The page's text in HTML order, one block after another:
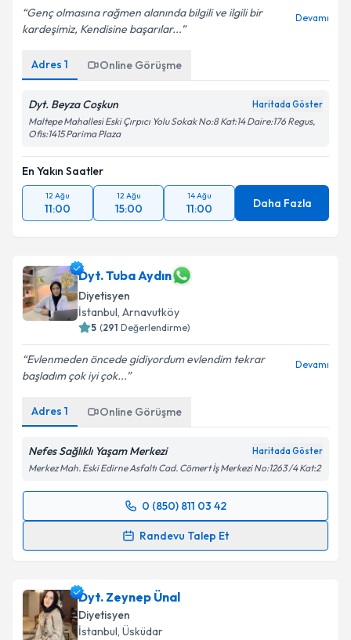
Kişisel verilerimin işlenmesine ilişkinAydınlatma
Metni'ni okudum ve kişisel verilerimin belirtilen
Takvim Talebini Gönder
Genç olmasına rağmen alanında bilgili ve ilgili bir
kardeşimiz, Kendisine başarılar...
Devamı
Adres 1 Online Görüşme
Dyt. Beyza Coşkun Haritada Göster
Maltepe Mahallesi Eski Çırpıcı Yolu Sokak No:8 Kat:14 Daire:176 Regus,
Ofis:1415 Parima Plaza
En Yakın Saatler
12 Ağu
11:00
12 Ağu
15:00
14 Ağu
11:00 Daha Fazla
Dyt. Tuba Aydın
Diyetisyen
İstanbul, Arnavutköy
5 (291 Değerlendirme)
Evlenmeden öncede gidiyordum evlendim tekrar
başladım çok iyi çok...
Devamı
Adres 1 Online Görüşme
Nefes Sağlıklı Yaşam Merkezi Haritada Göster
Merkez Mah. Eski Edirne Asfaltı Cad. Cömert İş Merkezi No:1263 /4 Kat:2
0 (850) 811 03 42
Randevu Talep Et
Randevu Takvimi Talebi
hazırlandığında e-posta ile bilgilendireceğiz.
E-posta Adresiniz
Dyt. Zeynep Ünal
Diyetisyen
İstanbul, Üsküdar